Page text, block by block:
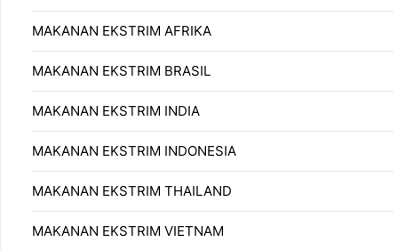
MAKANAN EKSTRIM AFRIKA
MAKANAN EKSTRIM BRASIL
MAKANAN EKSTRIM INDIA
MAKANAN EKSTRIM INDONESIA
MAKANAN EKSTRIM THAILAND
MAKANAN EKSTRIM VIETNAM